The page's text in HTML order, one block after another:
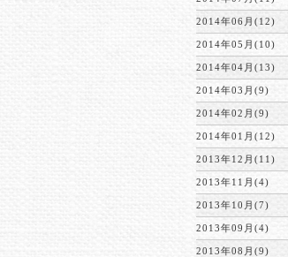
2014年06月(12)
2014年05月(10)
2014年04月(13)
2014年03月(9)
2014年02月(9)
2014年01月(12)
2013年12月(11)
2013年11月(4)
2013年10月(7)
2013年09月(4)
2013年08月(9)